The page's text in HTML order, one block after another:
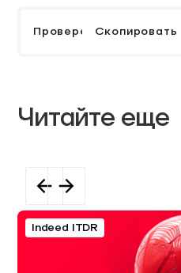
Проверено экспертом
Скопировать
Читайте еще
Indeed ITDR